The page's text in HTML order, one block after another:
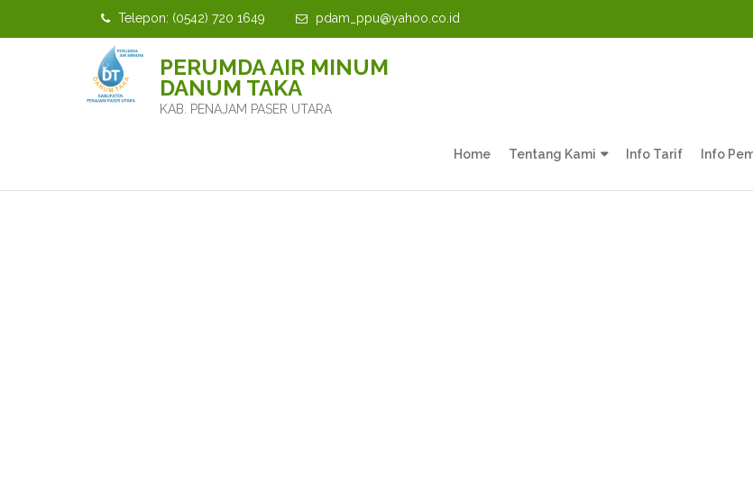
Telepon: (0542) 720 1649 pdam_ppu@yahoo.co.id
PERUMDA AIR MINUM
DANUM TAKA
KAB. PENAJAM PASER UTARA
Home Tentang Kami Info Tarif Info